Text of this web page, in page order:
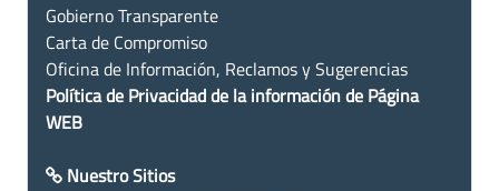
Gobierno Transparente
Carta de Compromiso
Oficina de Información, Reclamos y Sugerencias
Política de Privacidad de la información de Página
WEB
Nuestro Sitios